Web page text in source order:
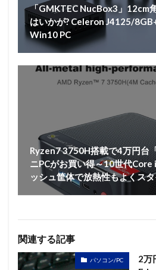
「GMKTEC NucBox3」12cm
はいかが? Celeron J4125/
Win10 PC
Ryzen7 3750H搭載で4万円台
ニPCがお買い得～10世代Core
ッシュ筐体で放熱性もよくス
関連する記事
パソコン/PC
2万